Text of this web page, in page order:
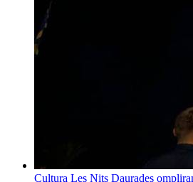
Cultura Les Nits Daurades